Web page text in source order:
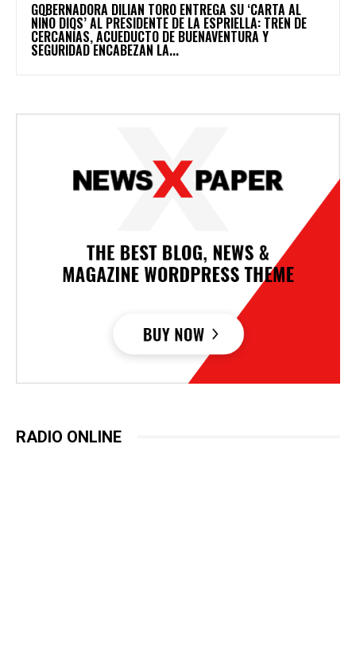
GOBERNADORA DILIAN TORO ENTREGA SU ‘CARTA AL
NIÑO DIOS’ AL PRESIDENTE DE LA ESPRIELLA: TREN DE
CERCANÍAS, ACUEDUCTO DE BUENAVENTURA Y
SEGURIDAD ENCABEZAN LA...
RADIO ONLINE